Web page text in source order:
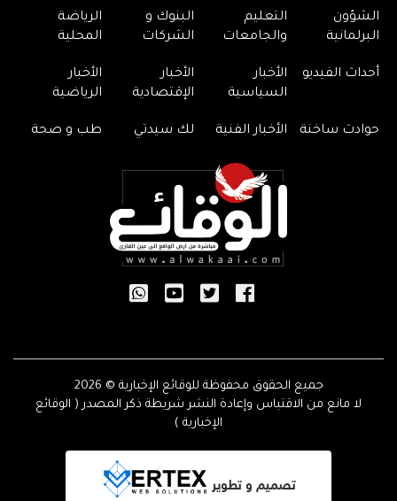
الشؤون
البرلمانية
التعليم
والجامعات
البنوك و
الشركات
الرياضة
المحلية
أحداث الفيديو
الأخبار
السياسية
الأخبار
الإقتصادية
الأخبار
الرياضية
حوادث ساخنة الأخبار الفنية لك سيدتي طب و صحة
جميع الحقوق محفوظة للوقائع الإخبارية © 2026
لا مانع من الاقتباس وإعادة النشر شريطة ذكر المصدر ( الوقائع
الإخبارية )
تصميم و تطوير